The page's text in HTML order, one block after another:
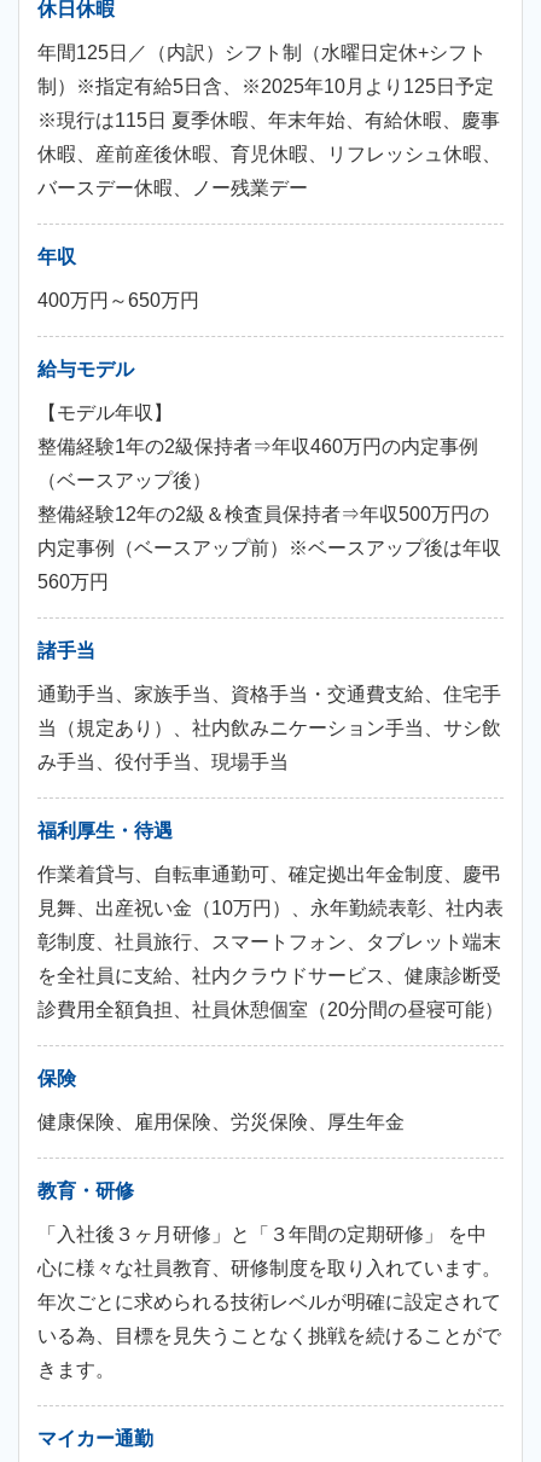
休日休暇
年間125日／（内訳）シフト制（水曜日定休+シフト
制）※指定有給5日含、※2025年10月より125日予定
※現行は115日 夏季休暇、年末年始、有給休暇、慶事
休暇、産前産後休暇、育児休暇、リフレッシュ休暇、
バースデー休暇、ノー残業デー
年収
400万円～650万円
給与モデル
【モデル年収】
整備経験1年の2級保持者⇒年収460万円の内定事例
（ベースアップ後）
整備経験12年の2級＆検査員保持者⇒年収500万円の
内定事例（ベースアップ前）※ベースアップ後は年収
560万円
諸手当
通勤手当、家族手当、資格手当・交通費支給、住宅手
当（規定あり）、社内飲みニケーション手当、サシ飲
み手当、役付手当、現場手当
福利厚生・待遇
作業着貸与、自転車通勤可、確定拠出年金制度、慶弔
見舞、出産祝い金（10万円）、永年勤続表彰、社内表
彰制度、社員旅行、スマートフォン、タブレット端末
を全社員に支給、社内クラウドサービス、健康診断受
診費用全額負担、社員休憩個室（20分間の昼寝可能）
保険
健康保険、雇用保険、労災保険、厚生年金
教育・研修
「入社後３ヶ月研修」と「３年間の定期研修」 を中
心に様々な社員教育、研修制度を取り入れています。
年次ごとに求められる技術レベルが明確に設定されて
いる為、目標を見失うことなく挑戦を続けることがで
きます。
マイカー通勤